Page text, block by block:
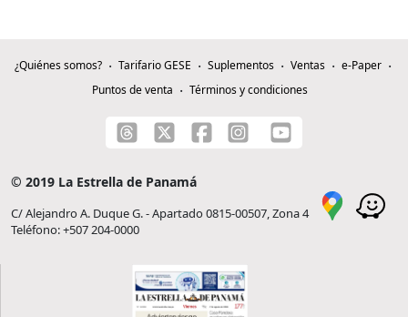
¿Quiénes somos? Tarifario GESE Suplementos Ventas
e-Paper
Puntos de venta
Términos y condiciones
© 2019 La Estrella de Panamá
C/ Alejandro A. Duque G. - Apartado 0815-00507, Zona 4
Teléfono: +507 204-0000